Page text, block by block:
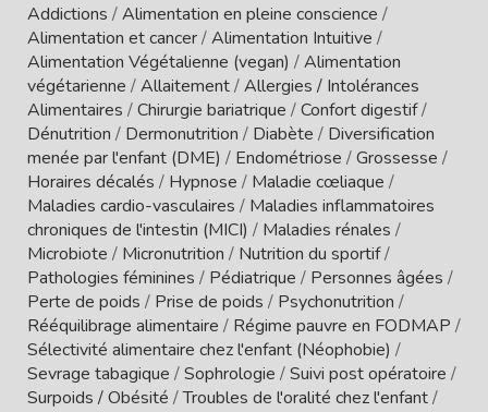
Addictions /Alimentation en pleine conscience /
Alimentation et cancer/Alimentation Intuitive /
Alimentation Végétalienne (vegan) /Alimentation
végétarienne /Allaitement/Allergies / Intolérances
Alimentaires /Chirurgie bariatrique /Confort digestif/
Dénutrition / Dermonutrition / Diabète / Diversification
menée par l'enfant (DME) / Endométriose /Grossesse /
Horaires décalés / Hypnose / Maladie cœliaque /
Maladies cardio-vasculaires / Maladies inflammatoires
chroniques de l'intestin (MICI) / Maladies rénales /
Microbiote / Micronutrition / Nutrition du sportif/
Pathologies féminines / Pédiatrique / Personnes âgées /
Perte de poids / Prise de poids / Psychonutrition /
Rééquilibrage alimentaire / Régime pauvre en FODMAP /
Sélectivité alimentaire chez l'enfant (Néophobie) /
Sevrage tabagique /Sophrologie /Suivi post opératoire /
Surpoids / Obésité /Troubles de l'oralité chez l'enfant/